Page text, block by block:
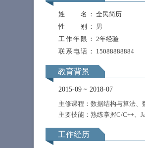
姓 名 ： 全民简历
性 别
： 男
工作年限 ： 2年经验
联系电话 ： 15088888884
教育背景
2015-09 ~ 2018-07
主修课程：数据结构与算法、
主要技能：熟练掌握C/C++、
工作经历